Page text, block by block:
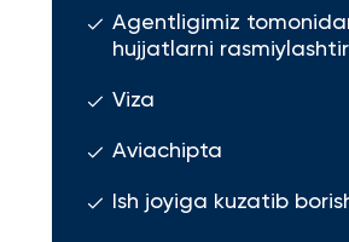
Agentligimiz
hujjatlarni
Viza
Aviachipta
Ish joyiga kuzatib